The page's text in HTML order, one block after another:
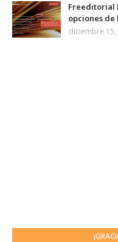
Freeditorial
opciones
diciembre 15,